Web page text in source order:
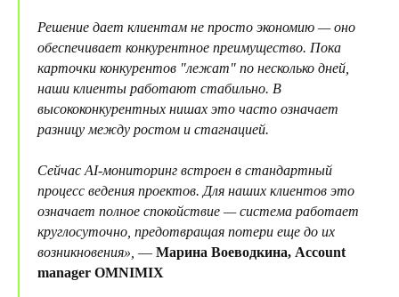
Решение дает клиентам не просто экономию — оно
обеспечивает конкурентное преимущество. Пока
карточки конкурентов "лежат" по несколько дней,
наши клиенты работают стабильно. В
высококонкурентных нишах это часто означает
разницу между ростом и стагнацией.
Сейчас AI-мониторинг встроен в стандартный
процесс ведения проектов. Для наших клиентов это
означает полное спокойствие — система работает
круглосуточно, предотвращая потери еще до их
возникновения», — Марина Воеводкина, Account
manager OMNIMIX